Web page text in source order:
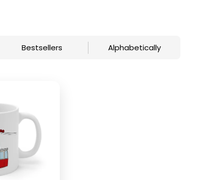
Bestsellers Alphabetically